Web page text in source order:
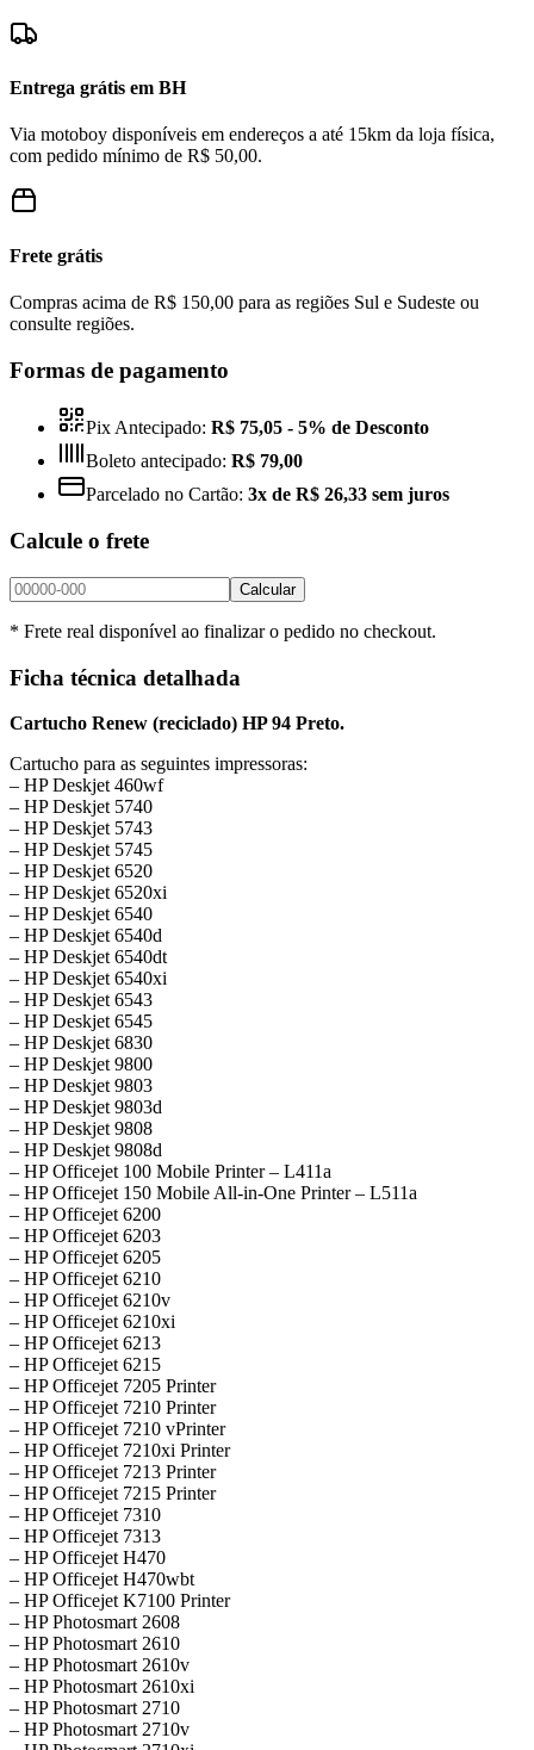
Entrega grátis em BH
Via motoboy disponíveis em endereços a até 15km da loja física,
com pedido mínimo de R$ 50,00.
Frete grátis
Compras acima de R$ 150,00 para as regiões Sul e Sudeste ou
consulte regiões.
Formas de pagamento
Pix Antecipado: R$ 75,05 - 5% de Desconto
Boleto antecipado: R$ 79,00
Parcelado no Cartão: 3x de R$ 26,33 sem juros
Calcule o frete
Calcular
* Frete real disponível ao finalizar o pedido no checkout.
Ficha técnica detalhada
Cartucho Renew (reciclado) HP 94 Preto.
Cartucho para as seguintes impressoras:
– HP Deskjet 460wf
– HP Deskjet 5740
– HP Deskjet 5743
– HP Deskjet 5745
– HP Deskjet 6520
– HP Deskjet 6520xi
– HP Deskjet 6540
– HP Deskjet 6540d
– HP Deskjet 6540dt
– HP Deskjet 6540xi
– HP Deskjet 6543
– HP Deskjet 6545
– HP Deskjet 6830
– HP Deskjet 9800
– HP Deskjet 9803
– HP Deskjet 9803d
– HP Deskjet 9808
– HP Deskjet 9808d
– HP Officejet 100 Mobile Printer – L411a
– HP Officejet 150 Mobile All-in-One Printer – L511a
– HP Officejet 6200
– HP Officejet 6203
– HP Officejet 6205
– HP Officejet 6210
– HP Officejet 6210v
– HP Officejet 6210xi
– HP Officejet 6213
– HP Officejet 6215
– HP Officejet 7205 Printer
– HP Officejet 7210 Printer
– HP Officejet 7210 vPrinter
– HP Officejet 7210xi Printer
– HP Officejet 7213 Printer
– HP Officejet 7215 Printer
– HP Officejet 7310
– HP Officejet 7313
– HP Officejet H470
– HP Officejet H470wbt
– HP Officejet K7100 Printer
– HP Photosmart 2608
– HP Photosmart 2610
– HP Photosmart 2610v
– HP Photosmart 2610xi
– HP Photosmart 2710
– HP Photosmart 2710v